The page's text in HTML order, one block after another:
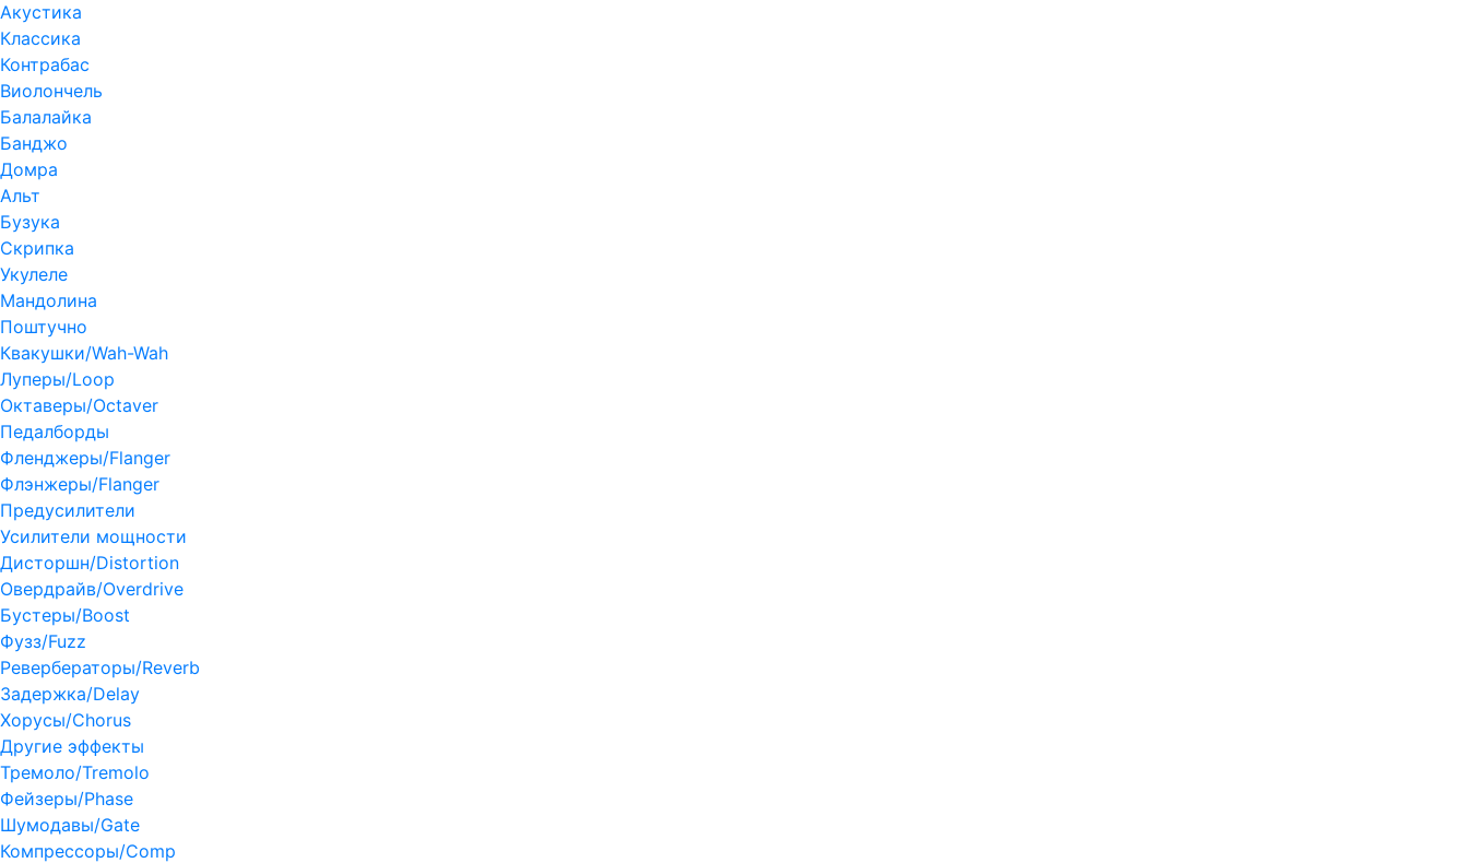
Акустика
Классика
Контрабас
Виолончель
Балалайка
Банджо
Домра
Альт
Бузука
Скрипка
Укулеле
Мандолина
Поштучно
Квакушки/Wah-Wah
Луперы/Loop
Октаверы/Octaver
Педалборды
Фленджеры/Flanger
Флэнжеры/Flanger
Предусилители
Усилители мощности
Дисторшн/Distortion
Овердрайв/Overdrive
Бустеры/Boost
Фузз/Fuzz
Ревербераторы/Reverb
Задержка/Delay
Хорусы/Chorus
Другие эффекты
Тремоло/Tremolo
Фейзеры/Phase
Шумодавы/Gate
Компрессоры/Comp